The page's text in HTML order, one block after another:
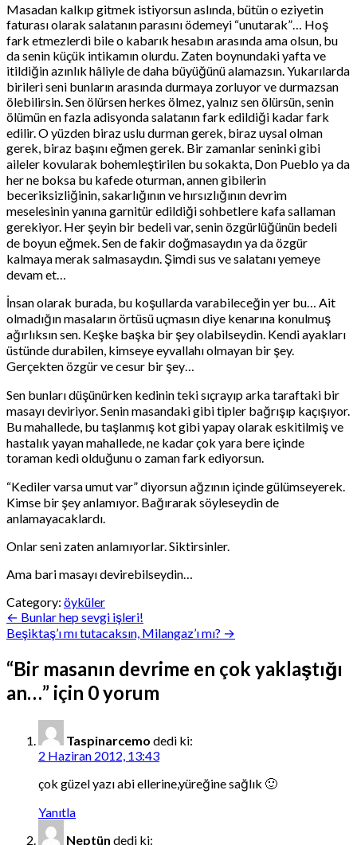
Masadan kalkıp gitmek istiyorsun aslında, bütün o eziyetin
faturası olarak salatanın parasını ödemeyi “unutarak”… Hoş
fark etmezlerdi bile o kabarık hesabın arasında ama olsun, bu
da senin küçük intikamın olurdu. Zaten boynundaki yafta ve
itildiğin azınlık hâliyle de daha büyüğünü alamazsın. Yukarılarda
birileri seni bunların arasında durmaya zorluyor ve durmazsan
ölebilirsin. Sen ölürsen herkes ölmez, yalnız sen ölürsün, senin
ölümün en fazla adisyonda salatanın fark edildiği kadar fark
edilir. O yüzden biraz uslu durman gerek, biraz uysal olman
gerek, biraz başını eğmen gerek. Bir zamanlar seninki gibi
aileler kovularak bohemleştirilen bu sokakta, Don Pueblo ya da
her ne boksa bu kafede oturman, annen gibilerin
beceriksizliğinin, sakarlığının ve hırsızlığının devrim
meselesinin yanına garnitür edildiği sohbetlere kafa sallaman
gerekiyor. Her şeyin bir bedeli var, senin özgürlüğünün bedeli
de boyun eğmek. Sen de fakir doğmasaydın ya da özgür
kalmaya merak salmasaydın. Şimdi sus ve salatanı yemeye
devam et…
İnsan olarak burada, bu koşullarda varabileceğin yer bu… Ait
olmadığın masaların örtüsü uçmasın diye kenarına konulmuş
ağırlıksın sen. Keşke başka bir şey olabilseydin. Kendi ayakları
üstünde durabilen, kimseye eyvallahı olmayan bir şey.
Gerçekten özgür ve cesur bir şey…
Sen bunları düşünürken kedinin teki sıçrayıp arka taraftaki bir
masayı deviriyor. Senin masandaki gibi tipler bağrışıp kaçışıyor.
Bu mahallede, bu taşlanmış kot gibi yapay olarak eskitilmiş ve
hastalık yayan mahallede, ne kadar çok yara bere içinde
toraman kedi olduğunu o zaman fark ediyorsun.
“Kediler varsa umut var” diyorsun ağzının içinde gülümseyerek.
Kimse bir şey anlamıyor. Bağırarak söyleseydin de
anlamayacaklardı.
Onlar seni zaten anlamıyorlar. Siktirsinler.
Ama bari masayı devirebilseydin…
Category: öyküler
Yazı
gezinmesi
← Bunlar hep sevgi işleri!
Beşiktaş’ı mı tutacaksın, Milangaz’ı mı? →
“Bir masanın devrime en çok yaklaştığı
an…” için 0 yorum
Taspinarcemo dedi ki:
2 Haziran 2012, 13:43
çok güzel yazı abi ellerine,yüreğine sağlık 🙂
Yanıtla
Neptün dedi ki: